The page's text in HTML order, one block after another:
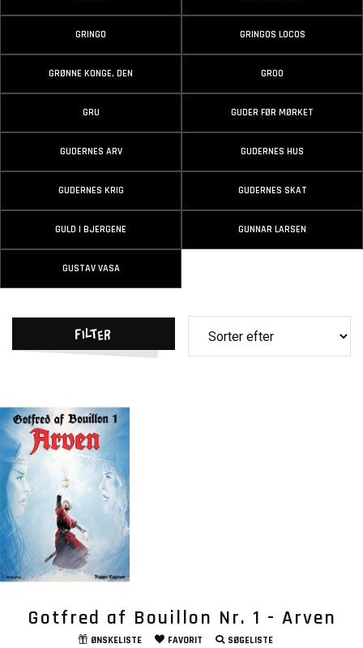
GRINGO GRINGOS LOCOS
GRØNNE KONGE, DEN GROO
GRU GUDER FØR MØRKET
GUDERNES ARV GUDERNES HUS
GUDERNES KRIG GUDERNES SKAT
GULD I BJERGENE GUNNAR LARSEN
GUSTAV VASA
Filter
Gotfred af Bouillon Nr. 1 - Arven
ØNSKELISTE FAVORIT SØGELISTE